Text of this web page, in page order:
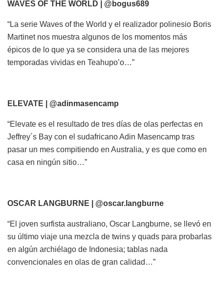
WAVES OF THE WORLD | @bogus689
“La serie Waves of the World y el realizador polinesio Boris
Martinet nos muestra algunos de los momentos más
épicos de lo que ya se considera una de las mejores
temporadas vividas en Teahupo’o…”
ELEVATE | @adinmasencamp
“Elevate es el resultado de tres días de olas perfectas en
Jeffrey´s Bay con el sudafricano Adin Masencamp tras
pasar un mes compitiendo en Australia, y es que como en
casa en ningún sitio…”
OSCAR LANGBURNE | @oscar.langburne
“El joven surfista australiano, Oscar Langburne, se llevó en
su último viaje una mezcla de twins y quads para probarlas
en algún archiélago de Indonesia; tablas nada
convencionales en olas de gran calidad…”